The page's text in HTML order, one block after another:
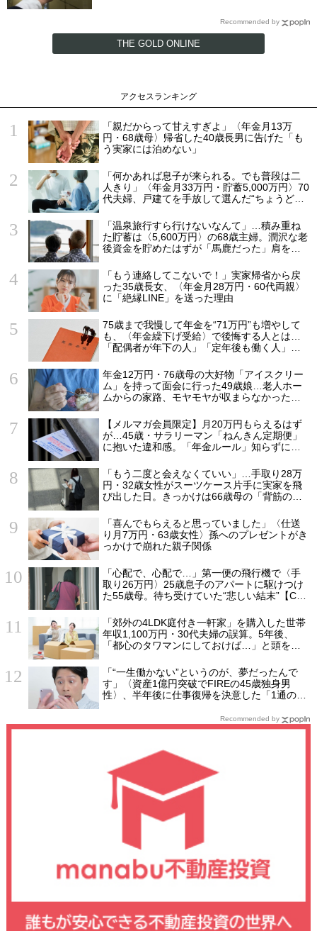
Recommended by
THE GOLD ONLINE
アクセスランキング
「親だからって甘えすぎよ」〈年金月13万
円・68歳母〉帰省した40歳長男に告げた「も
う実家には泊めない」
「何かあれば息子が来られる。でも普段は二
人きり」〈年金月33万円・貯蓄5,000万円〉70
代夫婦、戸建てを手放して選んだ“ちょうどい
「温泉旅行すら行けないなんて」…積み重ね
た貯蓄は〈5,600万円〉の68歳主婦。潤沢な老
後資金を貯めたはずが「馬鹿だった」肩を落
「もう連絡してこないで！」実家帰省から戻
った35歳長女、〈年金月28万円・60代両親〉
に「絶縁LINE」を送った理由
75歳まで我慢して年金を“71万円”も増やして
も、〈年金繰下げ受給〉で後悔する人とは…
「配偶者が年下の人」「定年後も働く人」
説】
年金12万円・76歳母の大好物「アイスクリー
ム」を持って面会に行った49歳娘…老人ホー
ムからの家路、モヤモヤが収まらなかったワ
【メルマガ会員限定】月20万円もらえるはず
が…45歳・サラリーマン「ねんきん定期便」
に抱いた違和感。「年金ルール」知らずにそ
額に唖然「何かの間違いでは？」
「もう二度と会えなくていい」…手取り28万
円・32歳女性がスーツケース片手に実家を飛
び出した日。きっかけは66歳母の「背筋の凍
「喜んでもらえると思っていました」〈仕送
り月7万円・63歳女性〉孫へのプレゼントがき
っかけで崩れた親子関係
「心配で、心配で…」第一便の飛行機で〈手
取り26万円〉25歳息子のアパートに駆けつけ
た55歳母。待ち受けていた“悲しい結末”【CFP
「郊外の4LDK庭付き一軒家」を購入した世帯
年収1,100万円・30代夫婦の誤算。5年後、
「都心のタワマンにしておけば…」と頭を抱
「“一生働かない”というのが、夢だったんで
す」〈資産1億円突破でFIREの45歳独身男
性〉、半年後に仕事復帰を決意した「1通の通
Recommended by